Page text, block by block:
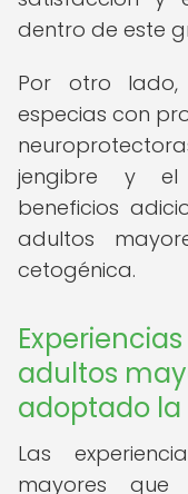
dentro de este
Por otro
especias con
jengibre y el
beneficios
adultos
cetogénica.
adultos
adoptado
Las
mayores